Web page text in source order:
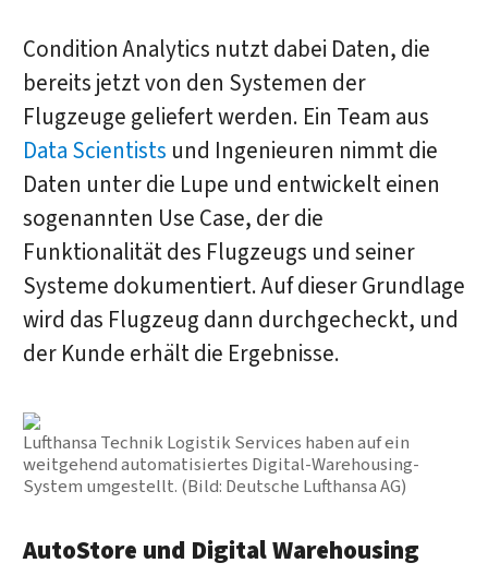
Condition Analytics nutzt dabei Daten, die
bereits jetzt von den Systemen der
Flugzeuge geliefert werden. Ein Team aus
Data Scientists und Ingenieuren nimmt die
Daten unter die Lupe und entwickelt einen
sogenannten Use Case, der die
Funktionalität des Flugzeugs und seiner
Systeme dokumentiert. Auf dieser Grundlage
wird das Flugzeug dann durchgecheckt, und
der Kunde erhält die Ergebnisse.
Lufthansa Technik Logistik Services haben auf ein
weitgehend automatisiertes Digital-Warehousing-
System umgestellt. (Bild: Deutsche Lufthansa AG)
AutoStore und Digital Warehousing